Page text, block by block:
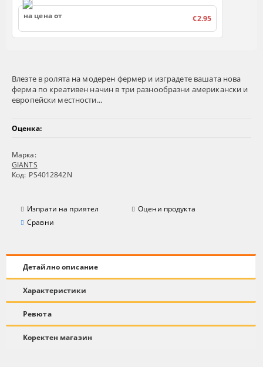
Влезте в ролята на модерен фермер и изградете вашата нова
ферма по креативен начин в три разнообразни американски и
европейски местности...
Оценка:
Марка:
GIANTS
Код: PS4012842N
Изпрати на приятел
Оцени продукта
Сравни
на цена от €2.95
Детайлно описание
Характеристики
Ревюта
Коректен магазин